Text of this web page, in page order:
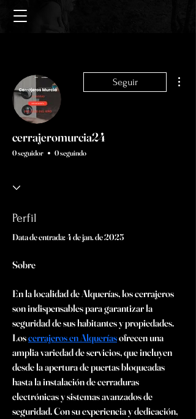
Seguir
cerrajeromurcia24
0 seguidor 0 seguindo
Perfil
Data de entrada: 4 de jan. de 2025
Sobre
En la localidad de Alquerías, los cerrajeros
son indispensables para garantizar la
seguridad de sus habitantes y propiedades.
Los cerrajeros en Alquerías ofrecen una
amplia variedad de servicios, que incluyen
desde la apertura de puertas bloqueadas
hasta la instalación de cerraduras
electrónicas y sistemas avanzados de
seguridad. Con su experiencia y dedicación,